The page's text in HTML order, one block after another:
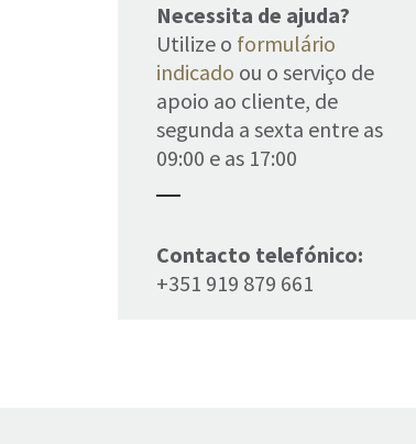
Necessita de ajuda?
Utilize o formulário
indicado ou o serviço de
apoio ao cliente, de
segunda a sexta entre as
09:00 e as 17:00
Contacto telefónico:
+351 919 879 661